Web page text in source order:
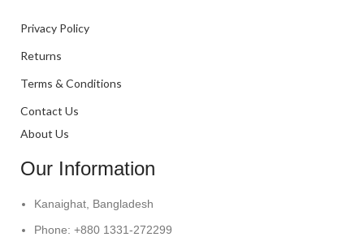
Privacy Policy
Returns
Terms & Conditions
Contact Us
About Us
Our Information
Kanaighat, Bangladesh
Phone: +880 1331-272299